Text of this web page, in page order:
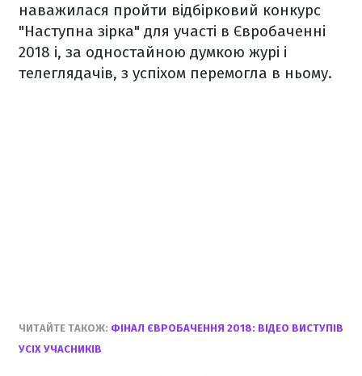
наважилася пройти відбірковий конкурс
"Наступна зірка" для участі в Євробаченні
2018 і, за одностайною думкою журі і
телеглядачів, з успіхом перемогла в ньому.
ЧИТАЙТЕ ТАКОЖ: ФІНАЛ ЄВРОБАЧЕННЯ 2018: ВІДЕО ВИСТУПІВ
УСІХ УЧАСНИКІВ